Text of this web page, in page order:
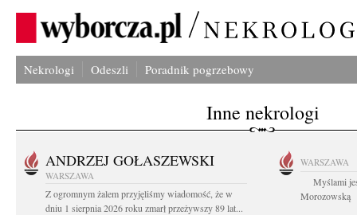
Nekrologi Odeszli Poradnik pogrzebowy
Inne nekrologi
ANDRZEJ GOŁASZEWSKI
WARSZAWA
Z ogromnym żalem przyjęliśmy wiadomość, że w
dniu 1 sierpnia 2026 roku zmarł przeżywszy 89 lat...
WARSZAWA
Myślami
Morozowską